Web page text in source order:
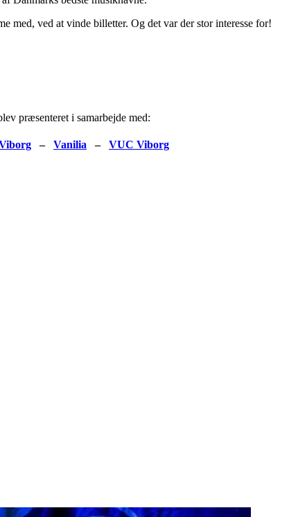
med, ved at vinde billetter. Og det var der stor interesse for!
præsenteret i samarbejde med:
– Vanilia – VUC Viborg